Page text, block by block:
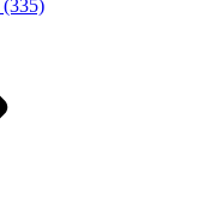
(335)